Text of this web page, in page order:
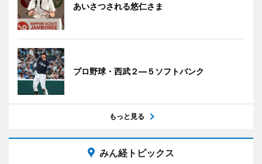
あいさつされる悠仁さま
プロ野球・西武２―５ソフトバンク
もっと見る
みん経トピックス